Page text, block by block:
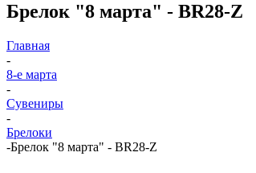
Брелок "8 марта" - BR28-Z
Главная
-
8-е марта
-
Сувениры
-
Брелоки
-Брелок "8 марта" - BR28-Z